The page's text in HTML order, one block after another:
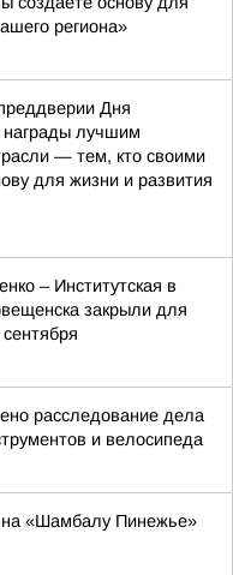
региона»
Дня
награды лучшим
— тем, кто своими
для жизни и развития
– Институтская в
закрыли для
расследование дела
и велосипеда
«Шамбалу Пинежье»